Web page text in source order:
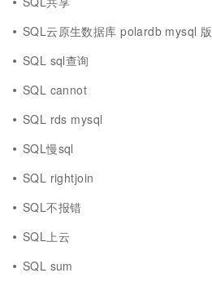
SQL云原生数据库 polardb mysql 版
SQL sql查询
SQL cannot
SQL rds mysql
SQL慢sql
SQL rightjoin
SQL不报错
SQL上云
SQL sum